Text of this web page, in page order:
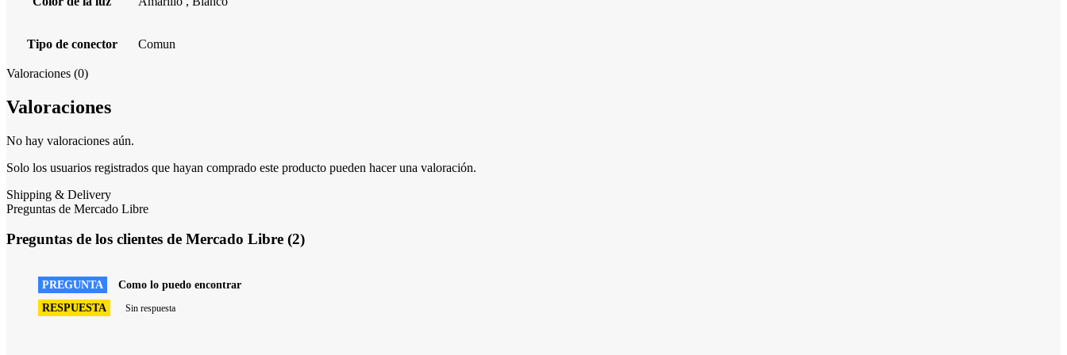
Tipo de conector Comun
Valoraciones (0)
Valoraciones
No hay valoraciones aún.
Solo los usuarios registrados que hayan comprado este producto pueden hacer una valoración.
Shipping & Delivery
Preguntas de Mercado Libre
Preguntas de los clientes de Mercado Libre (2)
PREGUNTA
Como lo puedo encontrar
RESPUESTA
Sin respuesta